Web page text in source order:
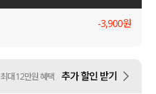
-3,900원
최대 12만원 혜택 추가 할인 받기